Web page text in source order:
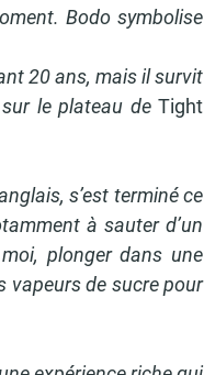
Bodo symbolise
20 ans, mais il survit
le plateau de Tight
s’est terminé ce
à sauter d’un
plonger dans une
vapeurs de sucre pour